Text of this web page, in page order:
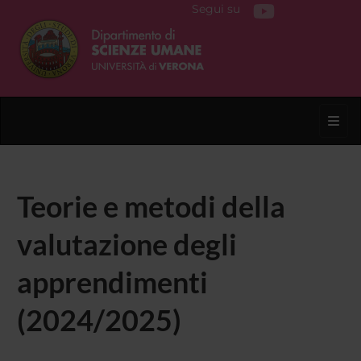
Segui su
Teorie e metodi della
valutazione degli
apprendimenti
(2024/2025)